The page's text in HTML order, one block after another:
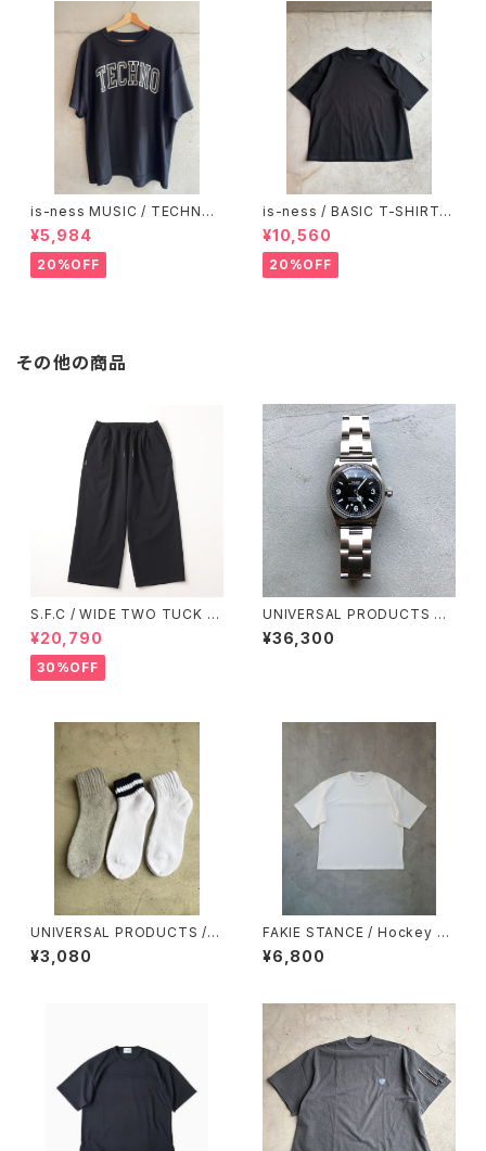
is-ness MUSIC / TECHNO
T-Shirt
¥5,984
20%OFF
is-ness / BASIC T-SHIRT B
LACK
¥10,560
20%OFF
その他の商品
S.F.C / WIDE TWO TUCK B
AGGY PANTS BLACK【SFCF
W25P07】
¥20,790
30%OFF
UNIVERSAL PRODUCTS ×
VAGUE WATCH / BB EX1
¥36,300
UNIVERSAL PRODUCTS / 3
P PILE SOCKS
¥3,080
FAKIE STANCE / Hockey T
ee WHT
¥6,800